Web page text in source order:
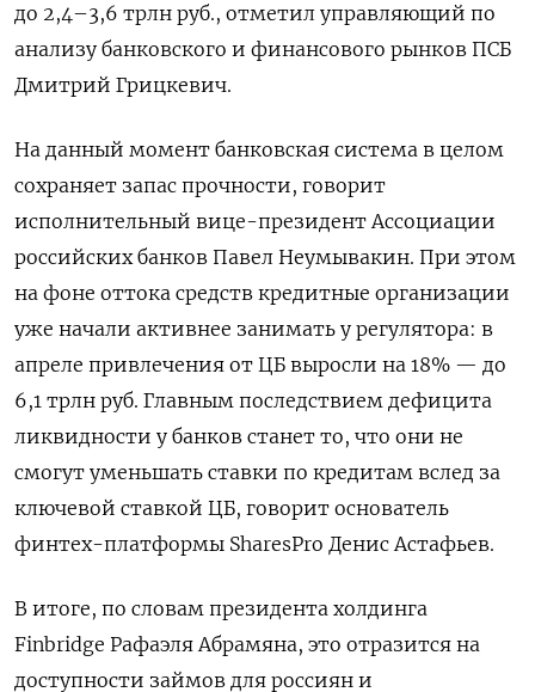
до 2,4–3,6 трлн руб., отметил управляющий по
анализу банковского и финансового рынков ПСБ
Дмитрий Грицкевич.
На данный момент банковская система в целом
сохраняет запас прочности, говорит
исполнительный вице-президент Ассоциации
российских банков Павел Неумывакин. При этом
на фоне оттока средств кредитные организации
уже начали активнее занимать у регулятора: в
апреле привлечения от ЦБ выросли на 18% — до
6,1 трлн руб. Главным последствием дефицита
ликвидности у банков станет то, что они не
смогут уменьшать ставки по кредитам вслед за
ключевой ставкой ЦБ, говорит основатель
финтех-платформы SharesPro Денис Астафьев.
В итоге, по словам президента холдинга
Finbridge Рафаэля Абрамяна, это отразится на
доступности займов для россиян и